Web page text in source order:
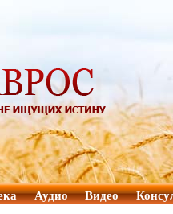
Аудио Видео